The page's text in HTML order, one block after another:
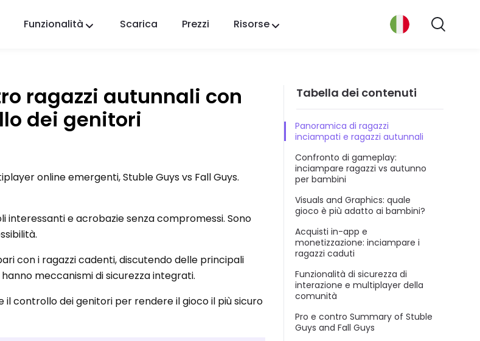
Finder
sicurezza antifurto del tuo telefono, la nostra
Funzionalità Scarica Prezzi Risorse
ragazzi autunnali con
dei genitori
online emergenti, Stuble Guys vs Fall Guys.
e acrobazie senza compromessi. Sono
con i ragazzi cadenti, discutendo delle principali
meccanismi di sicurezza integrati.
controllo dei genitori per rendere il gioco il più sicuro
Tabella dei contenuti
Panoramica di ragazzi
inciampati e ragazzi autunnali
Confronto di gameplay:
inciampare ragazzi vs autunno
per bambini
Visuals and Graphics: quale
gioco è più adatto ai bambini?
Acquisti in-app e
monetizzazione: inciampare i
ragazzi caduti
Funzionalità di sicurezza di
interazione e multiplayer della
comunità
Pro e contro Summary of Stuble
Guys and Fall Guys